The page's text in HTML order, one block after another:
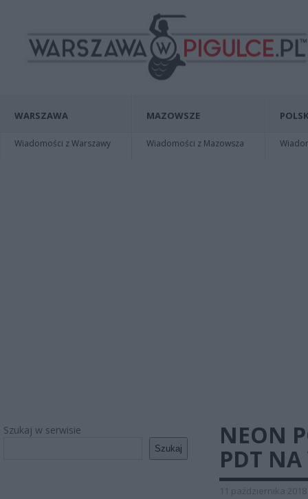
WARSZAWA
Wiadomości z Warszawy
MAZOWSZE
Wiadomości z Mazowsza
Szukaj w serwisie
Szukaj
NEON
PDT
11 października 2018